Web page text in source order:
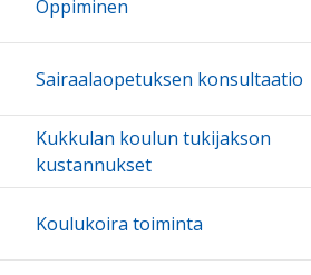
Oppiminen
Sairaalaopetuksen konsultaatio
Kukkulan koulun tukijakson
kustannukset
Koulukoira toiminta